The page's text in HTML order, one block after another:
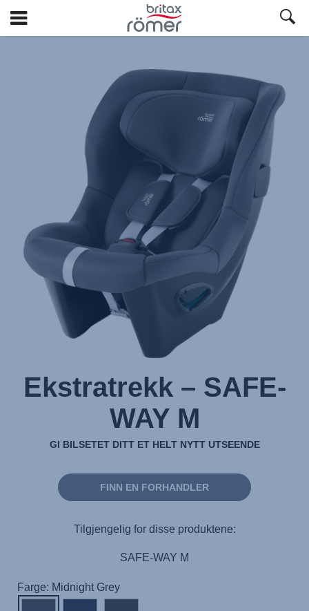
Hopp
Ekstratrekk – SAFE-
WAY M
GI BILSETET DITT ET HELT NYTT UTSEENDE
FINN EN FORHANDLER
Tilgjengelig for disse produktene:
SAFE-WAY M
Farge: Midnight Grey